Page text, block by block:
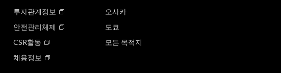
투자관계정보
안전관리체제
CSR활동
채용정보
오사카
도쿄
모든 목적지